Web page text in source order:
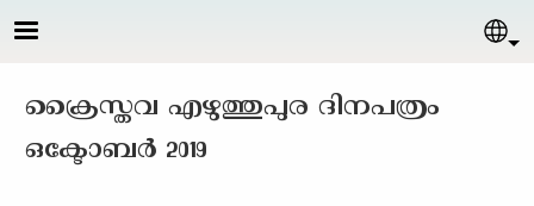
Skip to main content
ക്രൈസ്തവ എഴുത്തുപുര ദിനപത്രം
ഒക്ടോബര്‍ 2019